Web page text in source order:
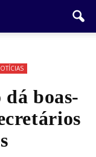
boas-